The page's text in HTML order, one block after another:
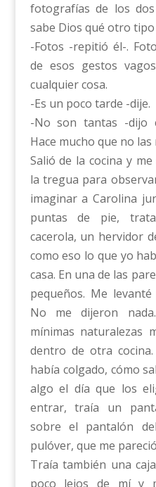
fotografías de los
sabe Dios qué otro tipo
-Fotos -repitió él-.
de esos gestos
cualquier cosa.
-Es un poco tarde -dije.
-No son tantas -dijo
Hace mucho que no las
Salió de la cocina y
la tregua para
imaginar a Carolina
puntas de pie,
cacerola, un hervidor
como eso lo que yo
casa. En una de las
pequeños. Me
No me dijeron
mínimas naturalezas
dentro de otra
había colgado, cómo
algo el día que los
entrar, traía un
sobre el pantalón
pulóver, que me
Traía también una
poco lejos de mí y